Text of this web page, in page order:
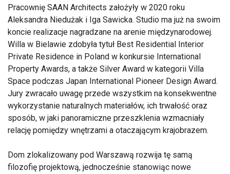
Pracownię SAAN Architects założyły w 2020 roku
Aleksandra Niedużak i Iga Sawicka. Studio ma już na swoim
koncie realizacje nagradzane na arenie międzynarodowej.
Willa w Bielawie zdobyła tytuł Best Residential Interior
Private Residence in Poland w konkursie International
Property Awards, a także Silver Award w kategorii Villa
Space podczas Japan International Pioneer Design Award.
Jury zwracało uwagę przede wszystkim na konsekwentne
wykorzystanie naturalnych materiałów, ich trwałość oraz
sposób, w jaki panoramiczne przeszklenia wzmacniały
relację pomiędzy wnętrzami a otaczającym krajobrazem.
Dom zlokalizowany pod Warszawą rozwija tę samą
filozofię projektową, jednocześnie stanowiąc nowe